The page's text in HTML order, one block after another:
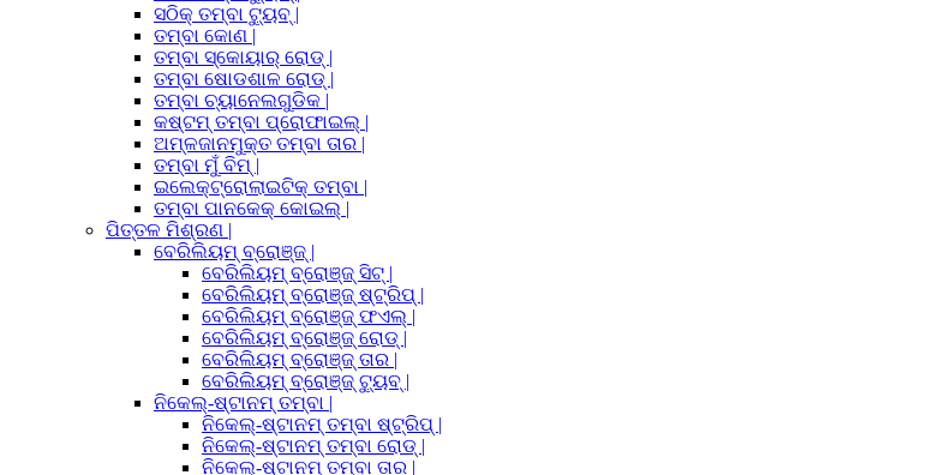
ସଠିକ୍ ତମ୍ବା ଟ୍ୟୁବ୍ |
ତମ୍ବା କୋଣ |
ତମ୍ବା ସ୍କୋୟାର୍ ରୋଡ୍ |
ତମ୍ବା ଷୋଡଶାଳ ରୋଡ୍ |
ତମ୍ବା ଚ୍ୟାନେଲଗୁଡିକ |
କଷ୍ଟମ୍ ତମ୍ବା ପ୍ରୋଫାଇଲ୍ |
ଅମ୍ଳଜାନମୁକ୍ତ ତମ୍ବା ତାର |
ତମ୍ବା ମୁଁ ବିମ୍ |
ଇଲେକ୍ଟ୍ରୋଲାଇଟିକ୍ ତମ୍ବା |
ତମ୍ବା ପାନକେକ୍ କୋଇଲ୍ |
ପିତ୍ତଳ ମିଶ୍ରଣ |
ବେରିଲିୟମ୍ ବ୍ରୋଞ୍ଜ୍ |
ବେରିଲିୟମ୍ ବ୍ରୋଞ୍ଜ୍ ସିଟ୍ |
ବେରିଲିୟମ୍ ବ୍ରୋଞ୍ଜ୍ ଷ୍ଟ୍ରିପ୍ |
ବେରିଲିୟମ୍ ବ୍ରୋଞ୍ଜ୍ ଫଏଲ୍ |
ବେରିଲିୟମ୍ ବ୍ରୋଞ୍ଜ୍ ରୋଡ୍ |
ବେରିଲିୟମ୍ ବ୍ରୋଞ୍ଜ୍ ତାର |
ବେରିଲିୟମ୍ ବ୍ରୋଞ୍ଜ୍ ଟ୍ୟୁବ୍ |
ନିକେଲ୍-ଷ୍ଟାନମ୍ ତମ୍ବା |
ନିକେଲ୍-ଷ୍ଟାନମ୍ ତମ୍ବା ଷ୍ଟ୍ରିପ୍ |
ନିକେଲ୍-ଷ୍ଟାନମ୍ ତମ୍ବା ରୋଡ୍ |
ନିକେଲ୍-ଷ୍ଟାନମ୍ ତମ୍ବା ତାର |